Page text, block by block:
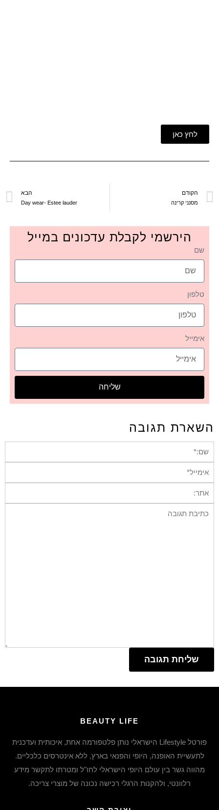
לחץ כאן
הקודם
מסנני קרינה
הבא
Day wear- Estee lauder
הירשמי לקבלת עדכונים במייל
שם
טלפון
אימייל
שליחה
השארת תגובה
BEAUTY LIFE
פורטל Lifestyle הישראלי נותן פלטפורמה אחת, איכותית ועדכנית
לתעשיית האופנה, היופי והפנאי בארץ, ללא אינטרסים כלכליים.
מהווה גשר בין עולם היופי הישראלי לחו"ל ומטרתו לתקשר מידע
רלוונטי, ולהקנות הרגלי רכישה נכונה של מוצרי צריכה.